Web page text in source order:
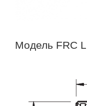
Модель FRC